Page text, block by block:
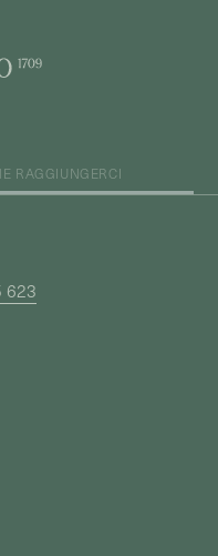
RAGGIUNGERCI
623